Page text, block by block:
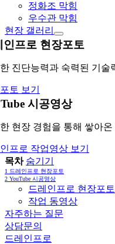
정화조 막힘
우수관 막힘
현장 갤러리
인프로 현장포토
진단능력과 숙력된 기술
토 보기
시공영상
현장 경험을 통해 쌓아온
프로 작업영상 보기
목차 숨기기
1 드레인프로 현장포토
2 YouTube 시공영상
드레인프로 현장포토
작업 동영상
자주하는 질문
상담문의
드레인프로